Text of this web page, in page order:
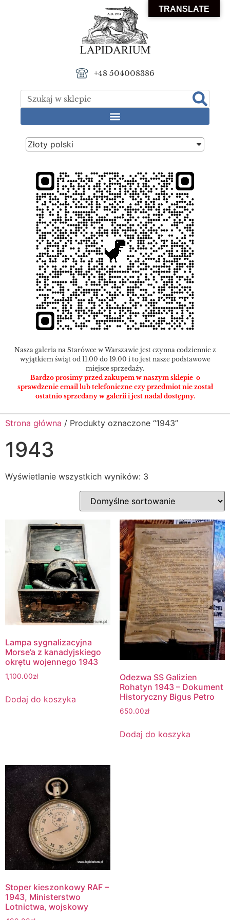
+48 504008386
Złoty polski
Nasza galeria na Starówce w Warszawie jest czynna codziennie z
wyjątkiem świąt od 11.00 do 19.00 i to jest nasze podstawowe
miejsce sprzedaży.
Bardzo prosimy przed zakupem w naszym sklepie o
sprawdzenie email lub telefoniczne czy przedmiot nie został
ostatnio sprzedany w galerii i jest nadal dostępny.
Strona główna / Produkty oznaczone “1943”
1943
Wyświetlanie wszystkich wyników: 3
Lampa sygnalizacyjna
Morse’a z kanadyjskiego
okrętu wojennego 1943
1,100.00zł
Dodaj do koszyka
Odezwa SS Galizien
Rohatyn 1943 – Dokument
Historyczny Bigus Petro
650.00zł
Dodaj do koszyka
Stoper kieszonkowy RAF –
1943, Ministerstwo
Lotnictwa, wojskowy
TRANSLATE